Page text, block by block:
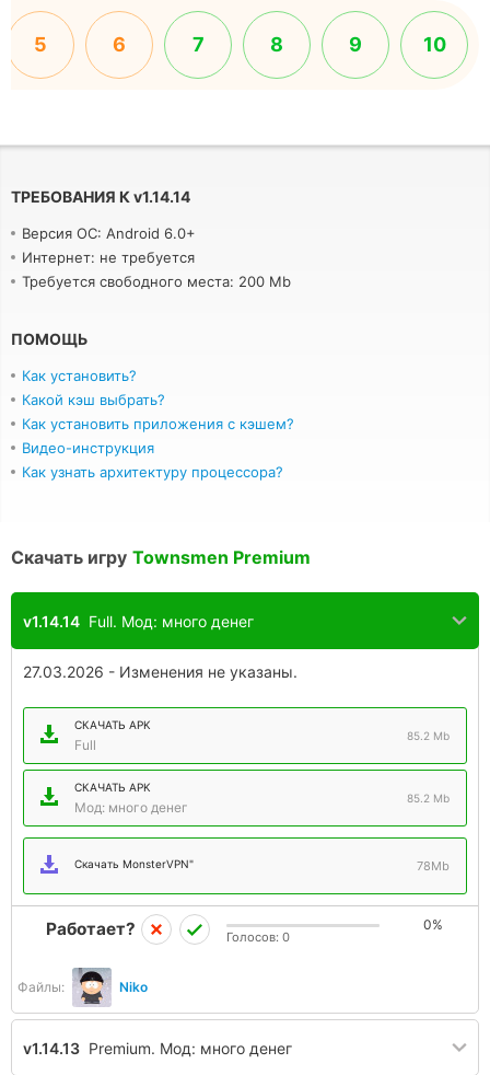
5 6 7 8 9 10
ТРЕБОВАНИЯ К v1.14.14
Версия ОС: Android 6.0+
Интернет: не требуется
Требуется свободного места: 200 Mb
ПОМОЩЬ
Как установить?
Какой кэш выбрать?
Как установить приложения с кэшем?
Видео-инструкция
Как узнать архитектуру процессора?
Скачать игру Townsmen Premium
v1.14.14 Full. Мод: много денег
27.03.2026 - Изменения не указаны.
СКАЧАТЬ APK
Full
85.2 Mb
СКАЧАТЬ APK
Мод: много денег
85.2 Mb
Скачать MonsterVPN" 78Mb
Файлы: Niko
Работает? 0%
Голосов: 0
v1.14.13 Premium. Мод: много денег